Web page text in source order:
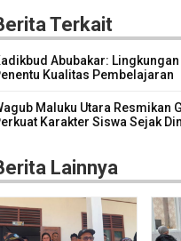
Terkait
Abubakar:
Kualitas Pembelajaran
Maluku Utara Resmikan
Karakter Siswa Sejak
Lainnya